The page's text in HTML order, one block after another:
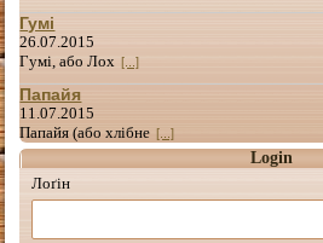
Гумі
26.07.2015
Гумі, або Лох [...]
Папайя
11.07.2015
Папайя (або хлібне [...]
Login
Лоґін